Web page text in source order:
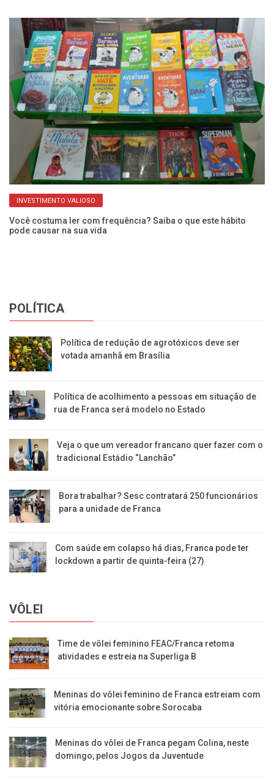
INVESTIMENTO VALIOSO
Você costuma ler com frequência? Saiba o que este hábito
pode causar na sua vida
POLÍTICA
Política de redução de agrotóxicos deve ser
votada amanhã em Brasília
Política de acolhimento a pessoas em situação de
rua de Franca será modelo no Estado
Veja o que um vereador francano quer fazer com o
tradicional Estádio “Lanchão”
Bora trabalhar? Sesc contratará 250 funcionários
para a unidade de Franca
Com saúde em colapso há dias, Franca pode ter
lockdown a partir de quinta-feira (27)
VÔLEI
Time de vôlei feminino FEAC/Franca retoma
atividades e estreia na Superliga B
Meninas do vôlei feminino de Franca estreiam com
vitória emocionante sobre Sorocaba
Meninas do vôlei de Franca pegam Colina, neste
domingo, pelos Jogos da Juventude